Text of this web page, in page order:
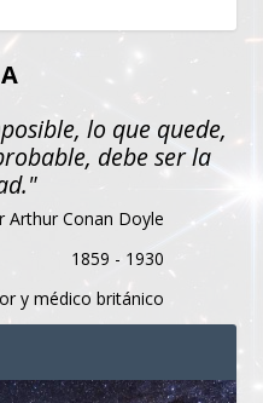
lo que quede,
debe ser la
Arthur Conan Doyle
1859 - 1930
y médico británico